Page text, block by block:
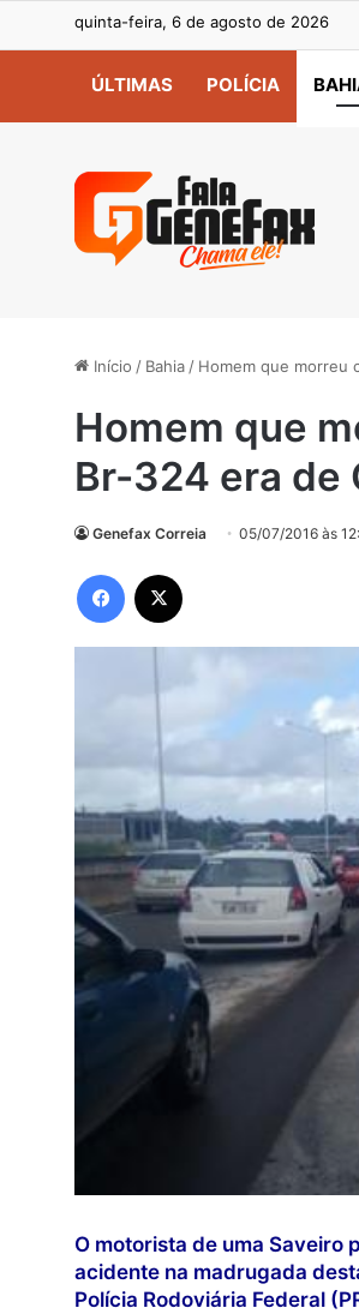
quinta-feira, 6 de agosto de 2026
ÚLTIMAS POLÍCIA
Início / Bahia / Homem que morreu
Homem que
Br-324 era de
Genefax Correia 05/07/2016 às
Facebook
O motorista de uma Saveiro
acidente na madrugada
Polícia Rodoviária Federal